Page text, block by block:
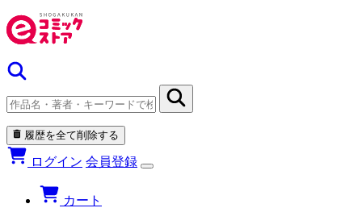
履歴を全て削除する
ログイン 会員登録
カート